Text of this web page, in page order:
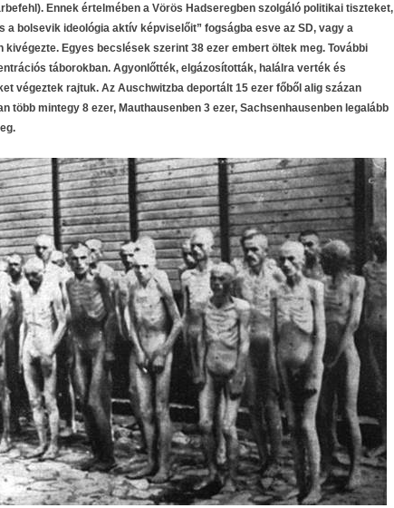
Ennek értelmében a Vörös Hadseregben szolgáló politikai tiszteket,
a bolsevik ideológia aktív képviselőit” fogságba esve az SD, vagy a
Egyes becslések szerint 38 ezer embert öltek meg. További
táborokban. Agyonlőtték, elgázosították, halálra verték és
végeztek rajtuk. Az Auschwitzba deportált 15 ezer főből alig százan
több mintegy 8 ezer, Mauthausenben 3 ezer, Sachsenhausenben legalább